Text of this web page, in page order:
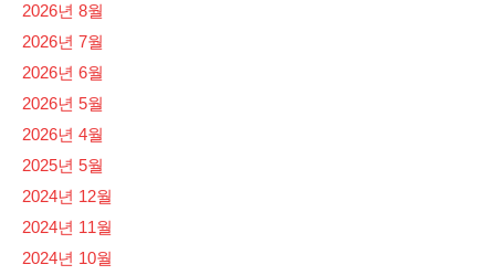
2026년 8월
2026년 7월
2026년 6월
2026년 5월
2026년 4월
2025년 5월
2024년 12월
2024년 11월
2024년 10월